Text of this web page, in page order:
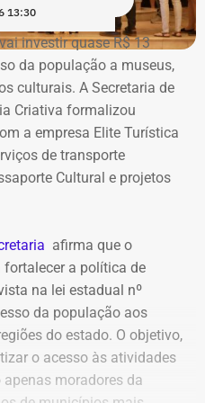
de nomes,
contas vinculadas,
publicitárias e dados de
também seria obrigada a
indicando se os perfis
endereços de IP,
meios de
de negócios.
cita morte de
de fake news
pela prefeitura tratam de
manchetes sobre prisões
acordos políticos,
no Fundo Municipal do
13:30
investir quase R$ 13
da população a museus,
culturais. A Secretaria de
Criativa formalizou
a empresa Elite Turística
de transporte
Cultural e projetos
afirma que o
a política de
na lei estadual nº
da população aos
do estado. O objetivo,
o acesso às atividades
moradores da